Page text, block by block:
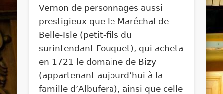
Vernon de personnages aussi
prestigieux que le Maréchal de
Belle-Isle (petit-fils du
surintendant Fouquet), qui acheta
en 1721 le domaine de Bizy
(appartenant aujourd’hui à la
famille d’Albufera), ainsi que celle